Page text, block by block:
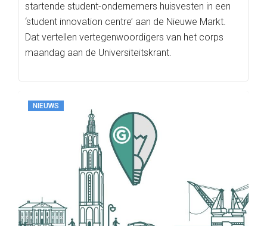
startende student-ondernemers huisvesten in een
‘student innovation centre’ aan de Nieuwe Markt.
Dat vertellen vertegenwoordigers van het corps
maandag aan de Universiteitskrant.
NIEUWS